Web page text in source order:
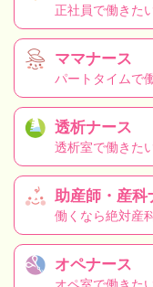
正社員で働きた
ママナース
パートタイムで
透析ナース
透析室で働きた
助産師・産科
働くなら絶対産
オペナース
オペ室で働きた